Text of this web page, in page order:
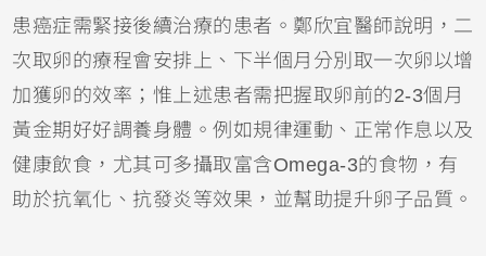
患癌症需緊接後續治療的患者。鄭欣宜醫師說明，二
次取卵的療程會安排上、下半個月分別取一次卵以增
加獲卵的效率；惟上述患者需把握取卵前的2-3個月
黃金期好好調養身體。例如規律運動、正常作息以及
健康飲食，尤其可多攝取富含Omega-3的食物，有
助於抗氧化、抗發炎等效果，並幫助提升卵子品質。